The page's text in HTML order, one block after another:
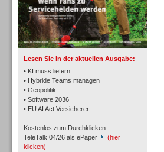
Lesen Sie in der aktuellen Ausgabe:
• KI muss liefern
• Hybride Teams managen
• Geopolitik
• Software 2036
• EU AI Act Versicherer
Kostenlos zum Durchklicken:
TeleTalk 04/26 als ePaper
(hier
klicken)
TK- und ACD-Systeme
Workforce-Management